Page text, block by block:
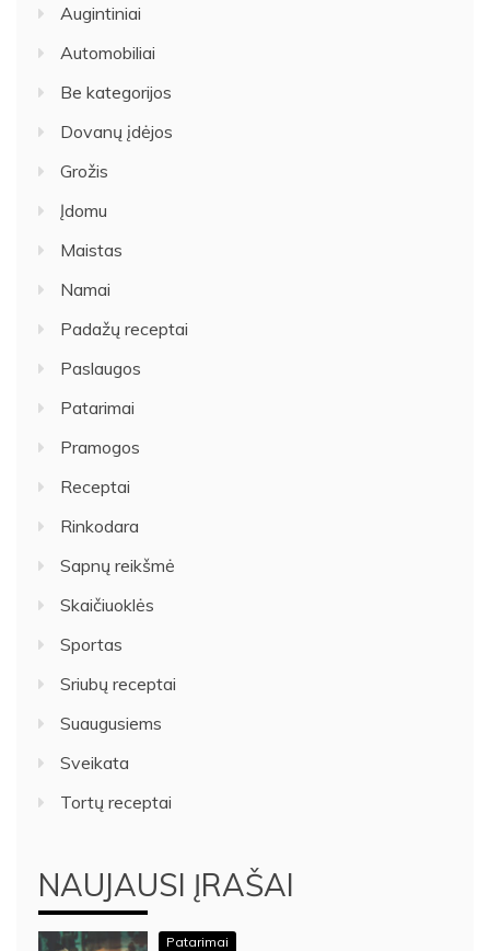
Augintiniai
Automobiliai
Be kategorijos
Dovanų įdėjos
Grožis
Įdomu
Maistas
Namai
Padažų receptai
Paslaugos
Patarimai
Pramogos
Receptai
Rinkodara
Sapnų reikšmė
Skaičiuoklės
Sportas
Sriubų receptai
Suaugusiems
Sveikata
Tortų receptai
NAUJAUSI ĮRAŠAI
Patarimai